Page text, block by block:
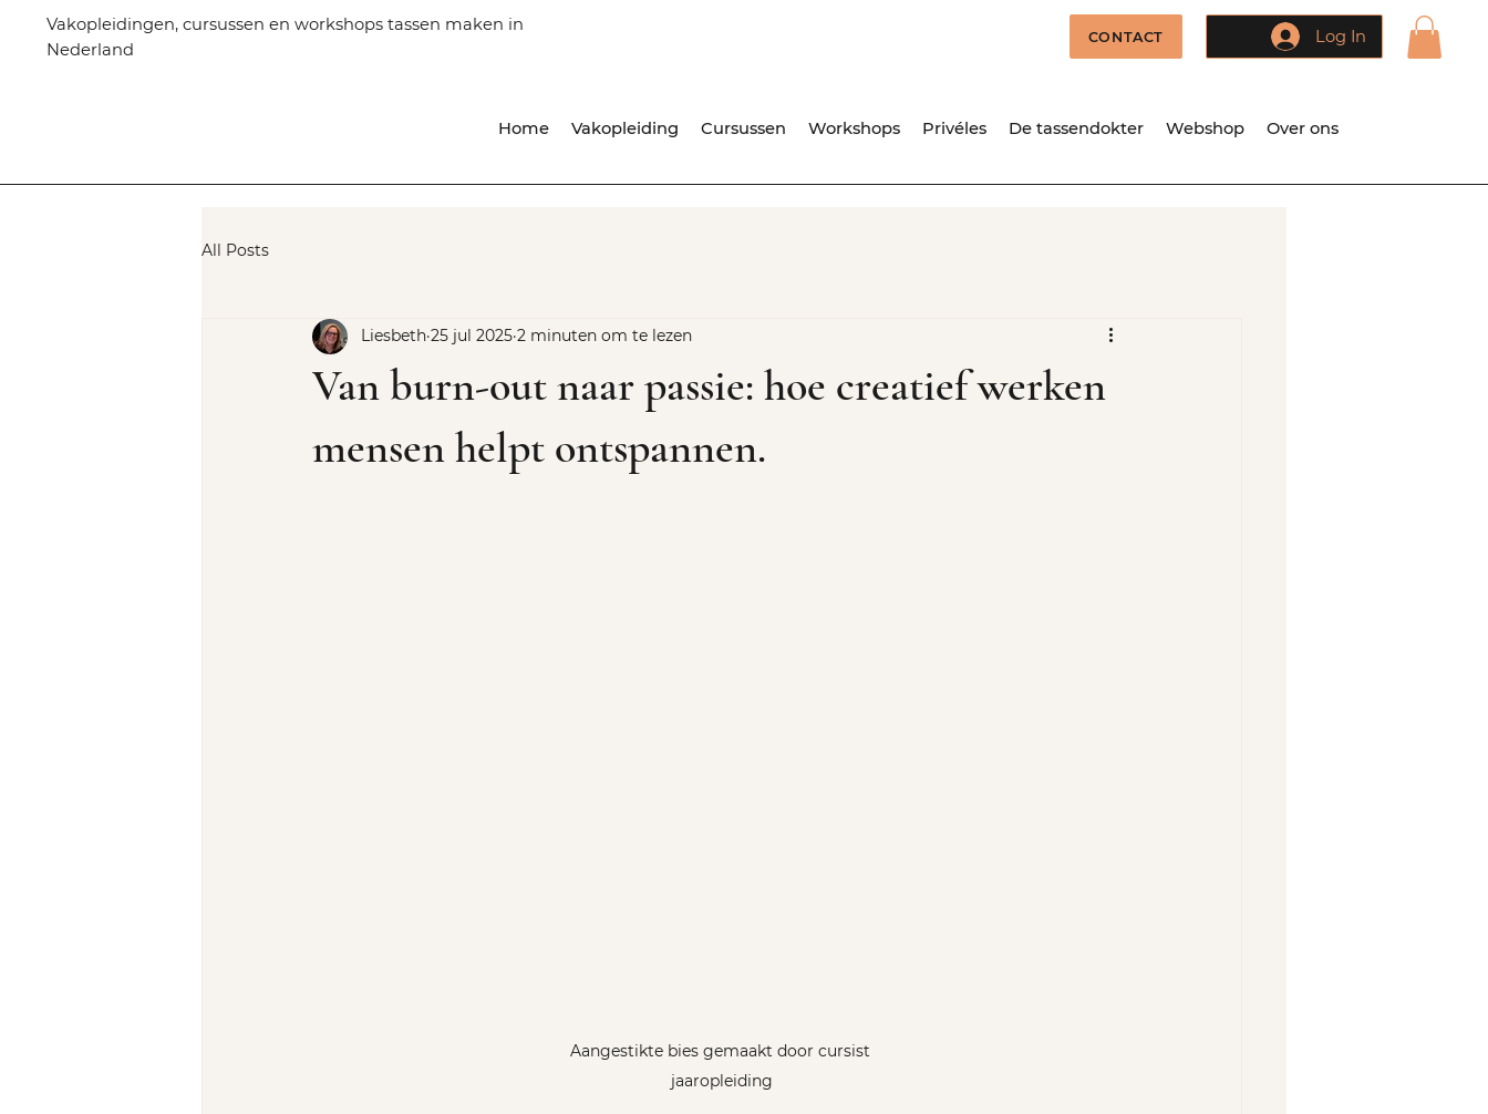
Vakopleidingen, cursussen en workshops tassen maken in
Nederland
CONTACT Log In
Home Vakopleiding Cursussen Workshops Privéles De tassendokter Webshop Over ons
All Posts
Van burn-out naar passie: hoe creatief werken
mensen helpt ontspannen.
Liesbeth 25 jul 2025 2 minuten om te lezen
Aangestikte bies gemaakt door cursist
jaaropleiding